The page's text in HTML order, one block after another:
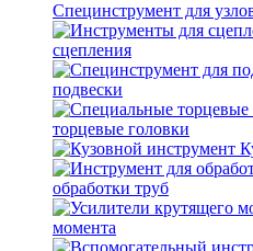
Специнструмент для
сцепления
подвески
торцевые головки
обработки труб
момента